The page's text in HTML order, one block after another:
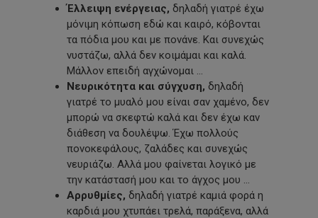
Έλλειψη ενέργειας, δηλαδή γιατρέ έχω
μόνιμη κόπωση εδώ και καιρό, κόβονται
τα πόδια μου και με πονάνε. Και συνεχώς
νυστάζω, αλλά δεν κοιμάμαι και καλά.
Μάλλον επειδή αγχώνομαι …
Νευρικότητα και σύγχυση, δηλαδή
γιατρέ το μυαλό μου είναι σαν χαμένο, δεν
μπορώ να σκεφτώ καλά και δεν έχω καν
διάθεση να δουλέψω. Έχω πολλούς
πονοκεφάλους, ζαλάδες και συνεχώς
νευριάζω. Αλλά μου φαίνεται λογικό με
την κατάστασή μου και το άγχος μου …
Αρρυθμίες, δηλαδή γιατρέ καμιά φορά η
καρδιά μου χτυπάει τρελά, παράξενα, αλλά